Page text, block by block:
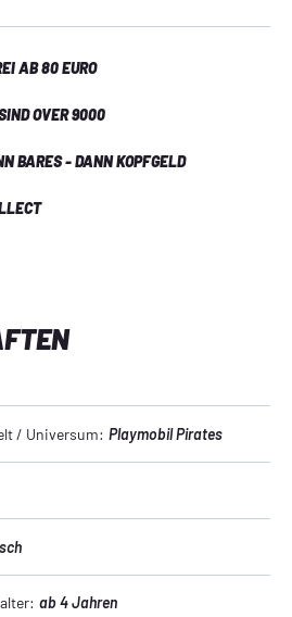
AB 80 EURO
OVER 9000
BARES - DANN KOPFGELD
/ Universum: Playmobil Pirates
ab 4 Jahren